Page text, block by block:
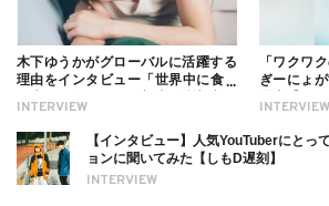
INTERVIEW
木下ゆうかがグローバルに活躍する
理由をインタビュー「世界中に食べ
ついても
INTERVIEW
「ワクワ
ぎーにょ
INTERVIEW
【インタビュー】人気YouTuberにとっ
ョンに聞いてみた【しもD遅刻】